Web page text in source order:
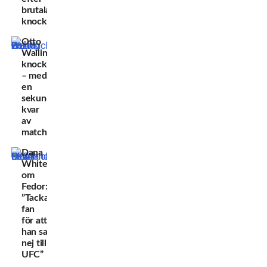
brutala
knocken
Otto
Wallin
knockades
– med
en
sekund
kvar
av
matchen
Dana
White
om
Fedor:
”Tacka
fan
för att
han sa
nej till
UFC”